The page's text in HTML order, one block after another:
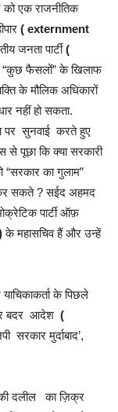
को एक राजनीतिक
( externment
जनता पार्टी(
“कुछ फैसलों” के खिलाफ
के मौलिक अधिकारों
नहीं हो सकता.
पर सुनवाई करते हुए
पूछा कि क्या सरकारी
का गुलाम”
कर सकते ? सईद अहमद
पार्टी ऑफ़
के महासचिव हैं और उन्हें
के पिछले
बदर आदेश (
सरकार मुर्दाबाद’,
की दलील का ज़िक्र